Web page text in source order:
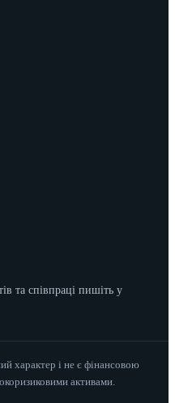
та співпраці пишіть у
характер і не є фінансовою
активами.